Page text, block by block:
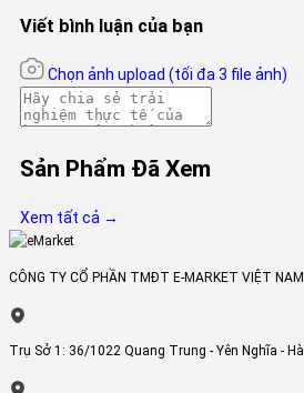
Công nghệ bảo quản thực phẩm
Tủ lạnh Aqua 456 lít
Viết bình luận của bạn
Chọn ảnh upload (tối đa 3 file ảnh)
Sản Phẩm Đã Xem
Xem tất cả →
CÔNG TY CỔ PHẦN TMĐT E-MARKET VIỆT NAM
Trụ Sở 1: 36/1022 Quang Trung - Yên Nghĩa - Hà